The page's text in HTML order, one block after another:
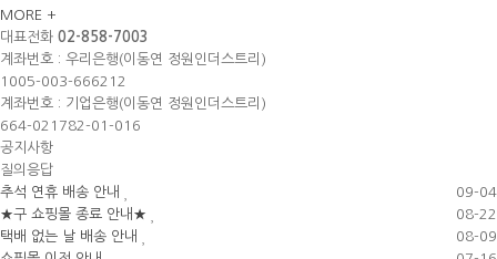
MORE +
대표전화 02-858-7003
계좌번호 : 우리은행(이동연 정원인더스트리)
1005-003-666212
계좌번호 : 기업은행(이동연 정원인더스트리)
664-021782-01-016
공지사항
질의응답
추석 연휴 배송 안내
09-04
★구 쇼핑몰 종료 안내★
08-22
택배 없는 날 배송 안내
08-09